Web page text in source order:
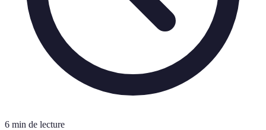
6 min de lecture